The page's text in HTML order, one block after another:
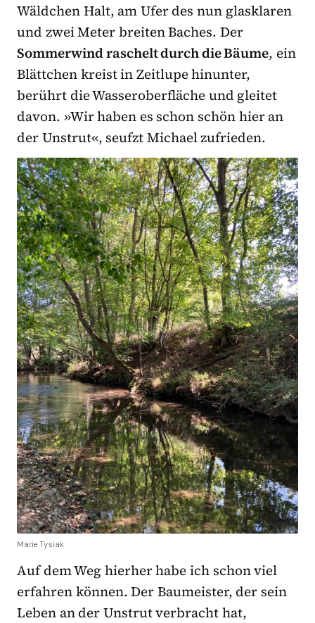
Wäldchen Halt, am Ufer des nun glasklaren
und zwei Meter breiten Baches. Der
Sommerwind raschelt durch die Bäume, ein
Blättchen kreist in Zeitlupe hinunter,
berührt die Wasseroberfläche und gleitet
davon. »Wir haben es schon schön hier an
der Unstrut«, seufzt Michael zufrieden.
Marie Tysiak
Auf dem Weg hierher habe ich schon viel
erfahren können. Der Baumeister, der sein
Leben an der Unstrut verbracht hat,